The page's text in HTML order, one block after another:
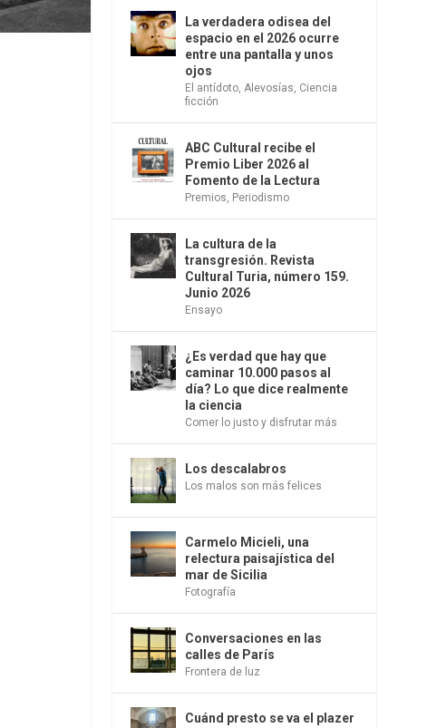
La verdadera odisea del
espacio en el 2026 ocurre
entre una pantalla y unos
ojos
El antídoto,Alevosías, Ciencia
ficción
ABC Cultural recibe el
Premio Liber 2026 al
Fomento de la Lectura
Premios, Periodismo
La cultura de la
transgresión. Revista
Cultural Turia, número 159.
Junio 2026
Ensayo
¿Es verdad que hay que
caminar 10.000 pasos al
día? Lo que dice realmente
la ciencia
Comer lo justo y disfrutar más
Los descalabros
Los malos son más felices
Carmelo Micieli, una
relectura paisajística del
mar de Sicilia
Fotografía
Conversaciones en las
calles de París
Frontera de luz
Cuánd presto se va el plazer